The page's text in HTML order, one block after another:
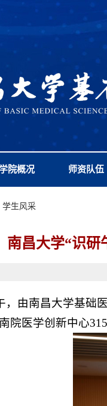
院概况 师资队伍
学生风采
南昌大学“识研
，由南昌大学基础
院医学创新中心